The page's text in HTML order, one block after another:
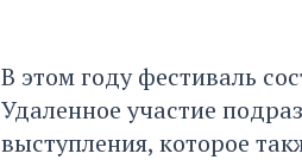
В этом году фестиваль
Удаленное участие
выступления, которое